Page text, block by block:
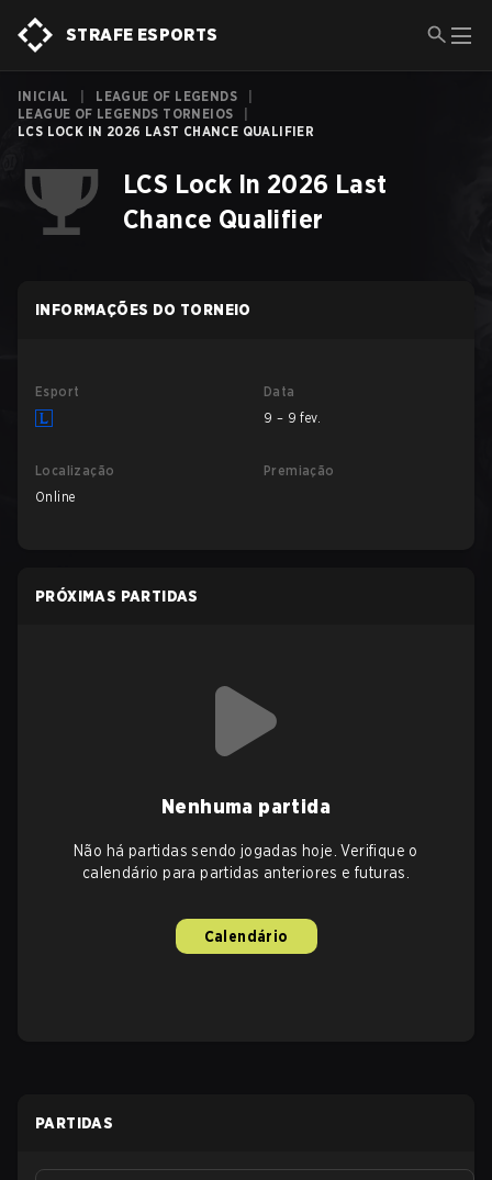
STRAFE ESPORTS
INICIAL LEAGUE OF LEGENDS
LEAGUE OF LEGENDS TORNEIOS
LCS LOCK IN 2026 LAST CHANCE QUALIFIER
LCS Lock In 2026 Last
Chance Qualifier
INFORMAÇÕES DO TORNEIO
Esport
Data
9 – 9 fev.
Localização
Online
Premiação
PRÓXIMAS PARTIDAS
Nenhuma partida
Não há partidas sendo jogadas hoje. Verifique o
calendário para partidas anteriores e futuras.
Calendário
PARTIDAS